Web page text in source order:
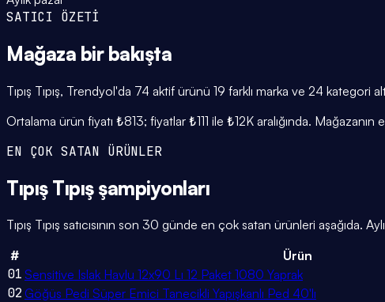
SATICI ÖZETİ
Mağaza bir bakışta
Tıpış Tıpış, Trendyol'da 74 aktif ürünü 19 farklı marka ve 24
Ortalama ürün fiyatı ₺813; fiyatlar ₺111 ile ₺12K aralığında.
EN ÇOK SATAN ÜRÜNLER
Tıpış Tıpış şampiyonları
Tıpış Tıpış satıcısının son 30 günde en çok satan ürünleri aşağıda.
#
Ürün
01 Sensitive Islak Havlu 12x90 Lı 12 Paket 1080 Yaprak
02 Göğüs Pedi Süper Emici Tanecikli Yapışkanlı Ped 40'lı